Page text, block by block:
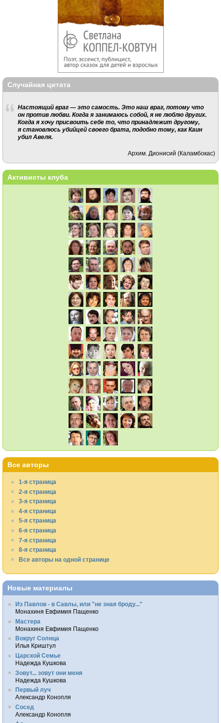
Случайная цитата
Настоящий враг — это самость. Это наш враг, потому что
он против любви. Когда я занимаюсь собой, я не люблю других.
Когда я хочу присвоить себе то, что принадлежит другому,
я становлюсь убийцей своего брата, подобно тому, как Каин
убил Авеля.
Архим. Дионисий (Каламбокас)
Активисты клуба
Все авторы
1-я страница
2-я страница
3-я страница
4-я страница
5-я страница
6-я страница
7-я страница
8-я страница
Все авторы на одной странице
Новые материалы
Из Павлов - в Савлы, или "не зная броду..."
Монахиня Евфимия Пащенко
Мастера
Монахиня Евфимия Пащенко
Вокруг Солнца
Илья Криштул
Царской Семье
Надежда Кушкова
Зовут... зовут они меня
Надежда Кушкова
Первый луч
Александр Конопля
Сосед
Александр Конопля